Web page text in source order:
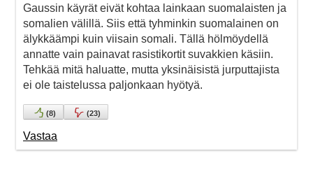
Gaussin käyrät eivät kohtaa lainkaan suomalaisten ja
somalien välillä. Siis että tyhminkin suomalainen on
älykkäämpi kuin viisain somali. Tällä hölmöydellä
annatte vain painavat rasistikortit suvakkien käsiin.
Tehkää mitä haluatte, mutta yksinäisistä jurputtajista
ei ole taistelussa paljonkaan hyötyä.
(8) (23)
Vastaa